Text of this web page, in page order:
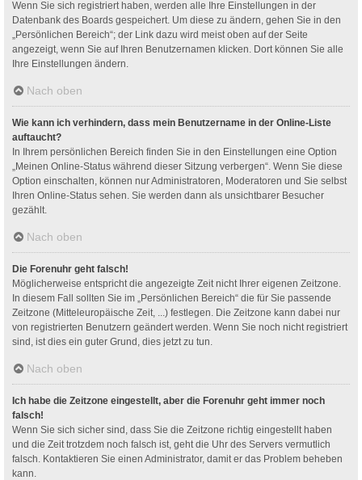
Wenn Sie sich registriert haben, werden alle Ihre Einstellungen in der
Datenbank des Boards gespeichert. Um diese zu ändern, gehen Sie in den
„Persönlichen Bereich“; der Link dazu wird meist oben auf der Seite
angezeigt, wenn Sie auf Ihren Benutzernamen klicken. Dort können Sie alle
Ihre Einstellungen ändern.
Nach oben
Wie kann ich verhindern, dass mein Benutzername in der Online-Liste
auftaucht?
In Ihrem persönlichen Bereich finden Sie in den Einstellungen eine Option
„Meinen Online-Status während dieser Sitzung verbergen“. Wenn Sie diese
Option einschalten, können nur Administratoren, Moderatoren und Sie selbst
Ihren Online-Status sehen. Sie werden dann als unsichtbarer Besucher
gezählt.
Nach oben
Die Forenuhr geht falsch!
Möglicherweise entspricht die angezeigte Zeit nicht Ihrer eigenen Zeitzone.
In diesem Fall sollten Sie im „Persönlichen Bereich“ die für Sie passende
Zeitzone (Mitteleuropäische Zeit, ...) festlegen. Die Zeitzone kann dabei nur
von registrierten Benutzern geändert werden. Wenn Sie noch nicht registriert
sind, ist dies ein guter Grund, dies jetzt zu tun.
Nach oben
Ich habe die Zeitzone eingestellt, aber die Forenuhr geht immer noch
falsch!
Wenn Sie sich sicher sind, dass Sie die Zeitzone richtig eingestellt haben
und die Zeit trotzdem noch falsch ist, geht die Uhr des Servers vermutlich
falsch. Kontaktieren Sie einen Administrator, damit er das Problem beheben
kann.